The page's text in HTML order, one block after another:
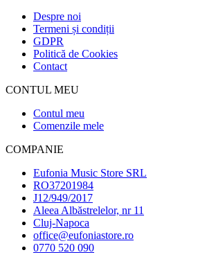
Despre noi
Termeni și condiții
GDPR
Politică de Cookies
Contact
CONTUL MEU
Contul meu
Comenzile mele
COMPANIE
Eufonia Music Store SRL
RO37201984
J12/949/2017
Aleea Albăstrelelor, nr 11
Cluj-Napoca
office@eufoniastore.ro
0770 520 090